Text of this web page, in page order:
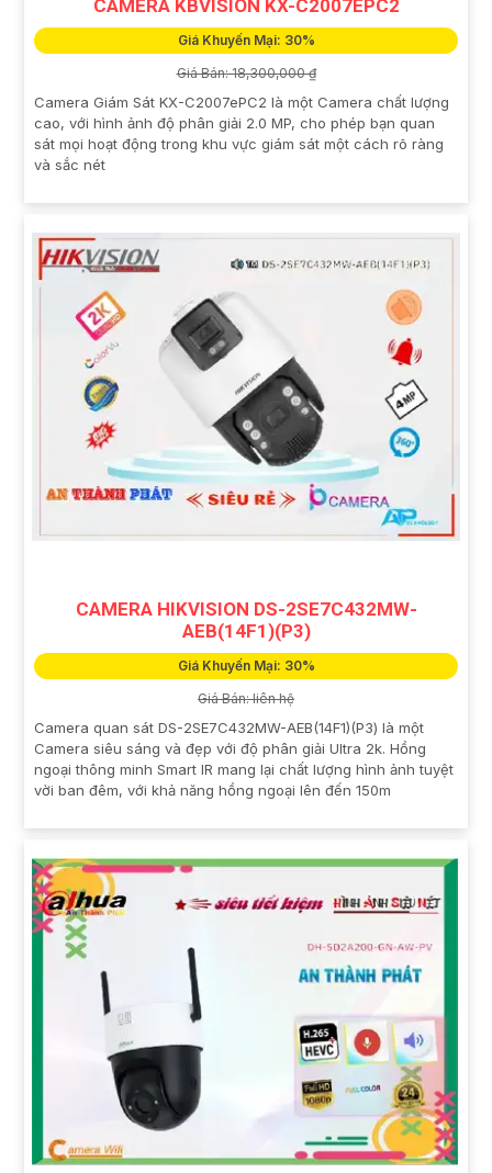
CAMERA KBVISION KX-C2007EPC2
Giá Khuyến Mại: 30%
Giá Bán: 18,300,000 ₫
Camera Giám Sát KX-C2007ePC2 là một Camera chất lượng
cao, với hình ảnh độ phân giải 2.0 MP, cho phép bạn quan
sát mọi hoạt động trong khu vực giám sát một cách rõ ràng
và sắc nét
CAMERA HIKVISION DS-2SE7C432MW-
AEB(14F1)(P3)
Giá Khuyến Mại: 30%
Giá Bán: liên hệ
Camera quan sát DS-2SE7C432MW-AEB(14F1)(P3) là một
Camera siêu sáng và đẹp với độ phân giải Ultra 2k. Hồng
ngoại thông minh Smart IR mang lại chất lượng hình ảnh tuyệt
vời ban đêm, với khả năng hồng ngoại lên đến 150m